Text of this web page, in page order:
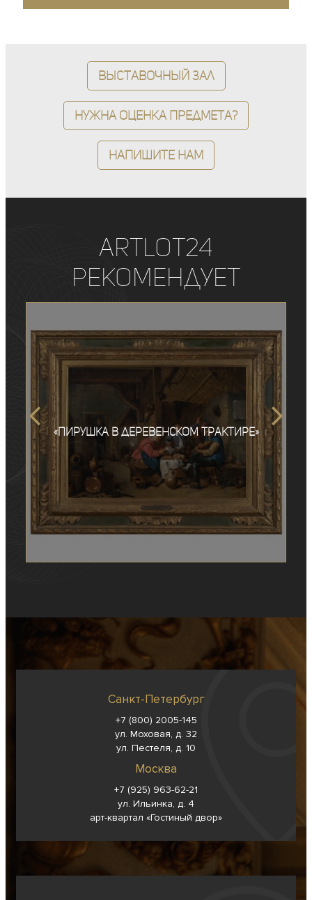
Выставочный зал
Нужна оценка предмета?
Напишите нам
ArtLot24
рекомендует
«Пирушка в деревенском трактире»
Санкт-Петербург
+7 (800) 2005-145
ул. Моховая, д. 32
ул. Пестеля, д. 10
Москва
+7 (925) 963-62-21
ул. Ильинка, д. 4
арт-квартал «Гостиный двор»